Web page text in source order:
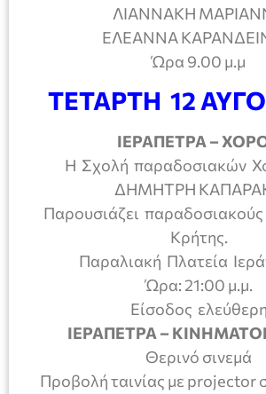
ΛΙΑΝΝΑΚΗ
ΕΛΕΑΝΝΑ
Ώρα 9.00 μ.μ
ΤΕΤΑΡΤΗ 12
ΙΕΡΑΠΕΤΡΑ –
Η Σχολή παραδοσιακών
ΔΗΜΗΤΡΗ
Παρουσιάζει
Κρήτης.
Παραλιακή Πλατεία
Ώρα: 21:00 μ.μ.
Είσοδος ελεύθερη
ΙΕΡΑΠΕΤΡΑ –
Θερινό σινεμά
Προβολή ταινίας με projector